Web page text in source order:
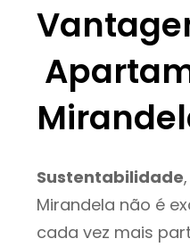
Sustentabilidade,
Mirandela não é
cada vez mais